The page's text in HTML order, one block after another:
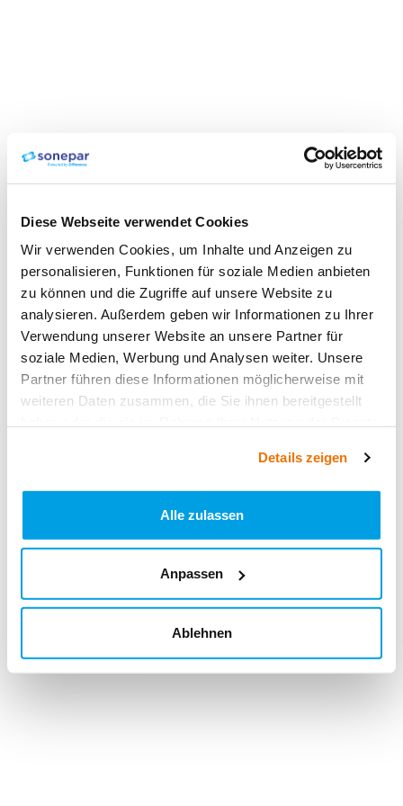
Diese Webseite verwendet Cookies
Wir verwenden Cookies, um Inhalte und Anzeigen zu
personalisieren, Funktionen für soziale Medien anbieten
zu können und die Zugriffe auf unsere Website zu
analysieren. Außerdem geben wir Informationen zu Ihrer
Verwendung unserer Website an unsere Partner für
soziale Medien, Werbung und Analysen weiter. Unsere
Partner führen diese Informationen möglicherweise mit
weiteren Daten zusammen, die Sie ihnen bereitgestellt
Details zeigen
Alle zulassen
Anpassen
Ablehnen